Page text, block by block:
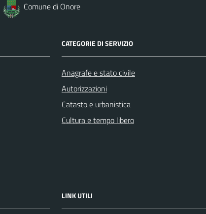
Comune di Onore
CATEGORIE DI SERVIZIO
Anagrafe e stato civile
Autorizzazioni
Catasto e urbanistica
Cultura e tempo libero
LINK UTILI